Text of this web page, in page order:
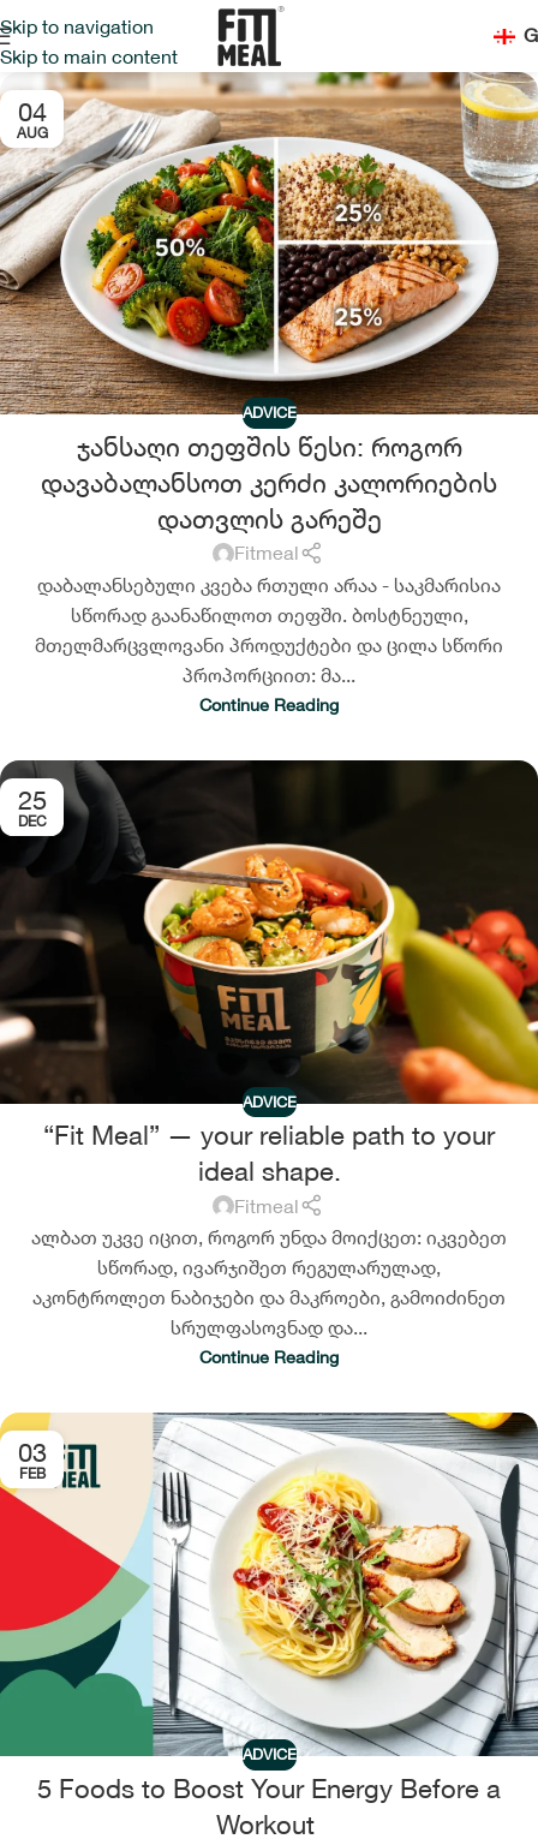
Skip to navigation
Skip to main content
04
AUG
ADVICE
ჯანსაღი თეფშის წესი: როგორ
დავაბალანსოთ კერძი კალორიების
დათვლის გარეშე
Fitmeal
დაბალანსებული კვება რთული არაა - საკმარისია
სწორად გაანაწილოთ თეფში. ბოსტნეული,
მთელმარცვლოვანი პროდუქტები და ცილა სწორი
პროპორციით: მა...
Continue Reading
25
DEC
ADVICE
“Fit Meal” — your reliable path to your
ideal shape.
Fitmeal
ალბათ უკვე იცით, როგორ უნდა მოიქცეთ: იკვებეთ
სწორად, ივარჯიშეთ რეგულარულად,
აკონტროლეთ ნაბიჯები და მაკროები, გამოიძინეთ
სრულფასოვნად და...
Continue Reading
03
FEB
ADVICE
5 Foods to Boost Your Energy Before a
Workout